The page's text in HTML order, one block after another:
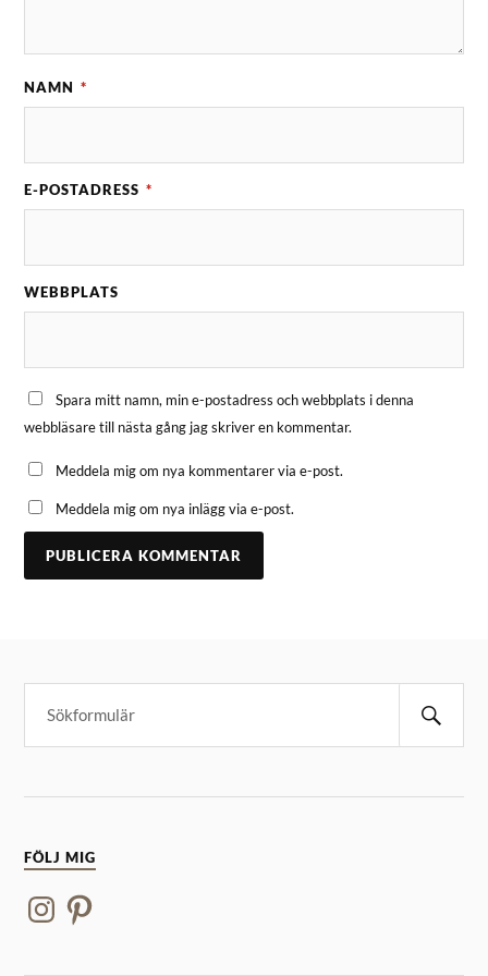
NAMN *
E-POSTADRESS *
WEBBPLATS
Spara mitt namn, min e-postadress och webbplats i denna
webbläsare till nästa gång jag skriver en kommentar.
Meddela mig om nya kommentarer via e-post.
Meddela mig om nya inlägg via e-post.
FÖLJ MIG